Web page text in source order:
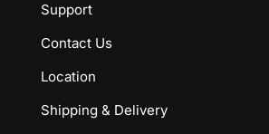
Support
Contact Us
Location
Shipping & Delivery